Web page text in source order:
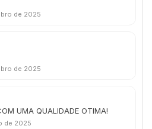
de 2025
de 2025
UMA QUALIDADE OTIMA!
de 2025